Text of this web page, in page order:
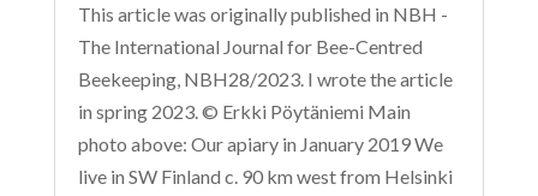
This article was originally published in NBH -
The International Journal for Bee-Centred
Beekeeping, NBH28/2023. I wrote the article
in spring 2023. © Erkki Pöytäniemi Main
photo above: Our apiary in January 2019 We
live in SW Finland c. 90 km west from Helsinki